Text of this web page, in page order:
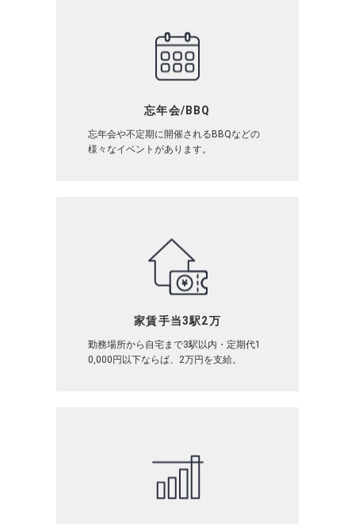
忘年会/BBQ
忘年会や不定期に開催されるBBQなどの
様々なイベントがあります。
家賃手当3駅2万
勤務場所から自宅まで3駅以内・定期代1
0,000円以下ならば、2万円を支給。